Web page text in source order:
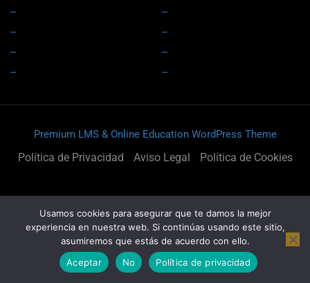
--
--
--
--
--
--
--
--
Premium LMS & Online Education WordPress Theme
Política de Privacidad Aviso Legal Política de Cookies
Usamos cookies para asegurar que te damos la mejor
experiencia en nuestra web. Si continúas usando este sitio,
asumiremos que estás de acuerdo con ello.
Aceptar
No Política de privacidad